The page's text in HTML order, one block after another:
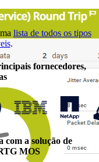
lista de todos os tipos
.
fornecedores,
com a solução de
MOS